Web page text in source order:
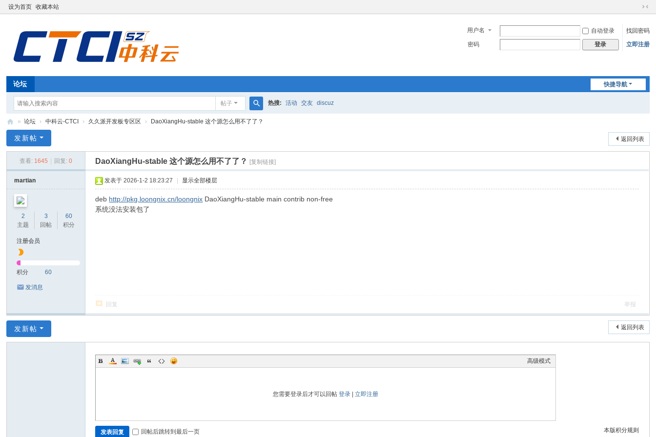
设为首页 收藏本站
切
到
窄
用户名 自动登录
找回密码
密码
登录 立即注册
快捷导航
论坛
帖子
搜
热搜: 活动 交友 discuz
圳
科
信
» 论坛 › 中科云-CTCI › 久久派开发板专区区 › DaoXiangHu-stable 这个源怎么用不了了？
返回列表
发新帖
查看: 1645 回复: 0 DaoXiangHu-stable 这个源怎么用不了了？ [复制链接]
martian
2
主题
3
回帖
60
积分
注册会员
积分 60
发消息
发表于 2026-1-2 18:23:27 显示全部楼层
deb http://pkg.loongnix.cn/loongnix DaoXiangHu-stable main contrib non-free
系统没法安装包了
回复 举报
返回列表
发新帖
高级模式
您需要登录后才可以回帖登录 |立即注册
本版积分规则
发表回复 回帖后跳转到最后一页